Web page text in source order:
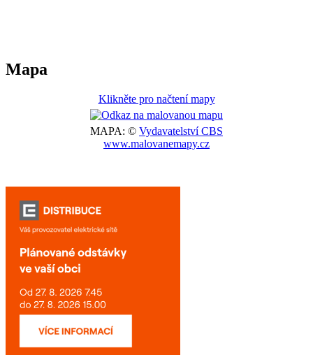
Mapa
Klikněte pro načtení mapy
MAPA: © Vydavatelství CBS
www.malovanemapy.cz